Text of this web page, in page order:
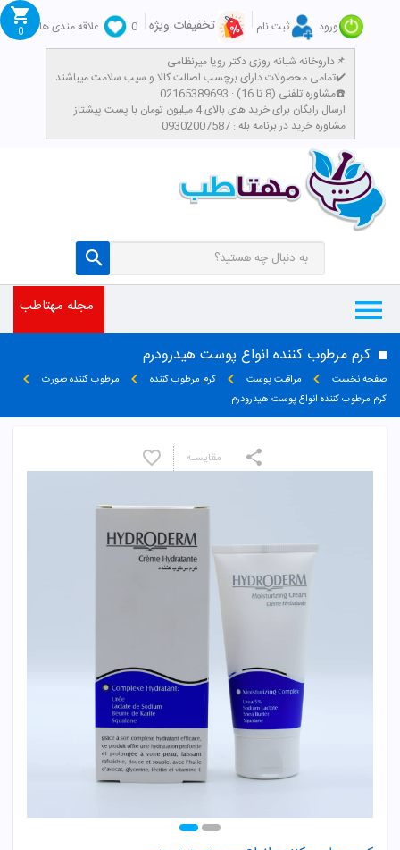
ورود ثبت نام تخفیفات ویژه 0
علاقه مندی ها
داروخانه شبانه روزی دکتر رویا میرنظامی📌
تمامی محصولات دارای برچسب اصالت کالا و سیب سلامت میباشند✔️
مشاوره تلفنی (8 تا 16) : 02165389693☎️
​ارسال رایگان برای خرید های بالای 4 میلیون تومان با پست پیشتاز
مشاوره خرید در برنامه بله : 09302007587
0
مجله مهتاطب
کرم مرطوب کننده انواع پوست هیدرودرم
صفحه نخست مراقبت پوست کرم مرطوب کننده
مرطوب کننده صورت
کرم مرطوب کننده انواع پوست هیدرودرم
مقایسـه